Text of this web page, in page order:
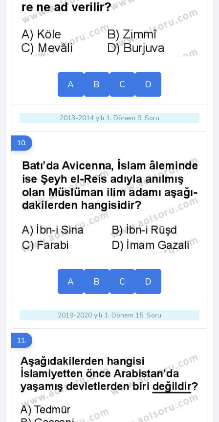
A B C D
2013-2014 yılı 1. Dönem 9. Soru
10.
A B C D
2019-2020 yılı 1. Dönem 15. Soru
11.